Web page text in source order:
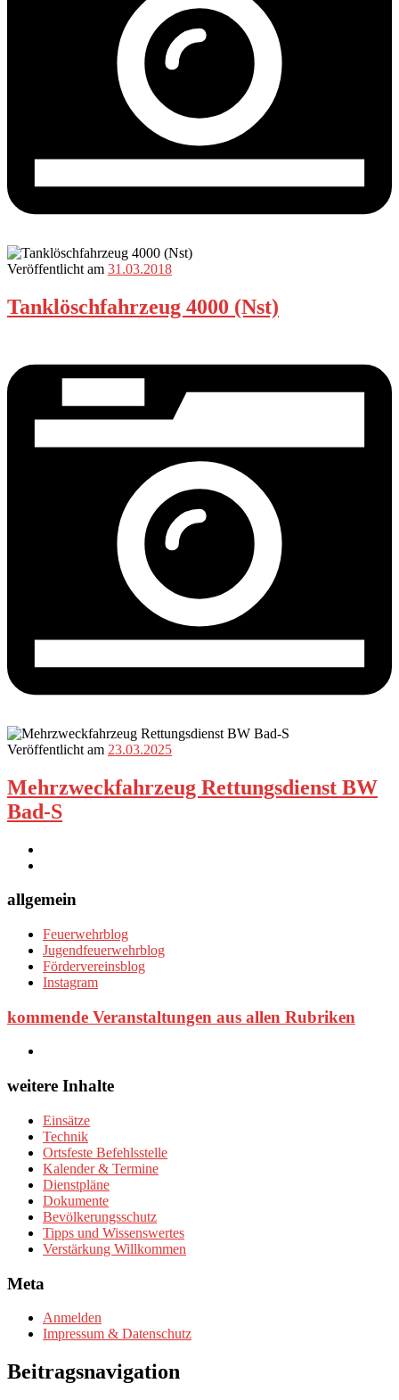
Veröffentlicht am 31.03.2018
Tanklöschfahrzeug 4000 (Nst)
Veröffentlicht am 23.03.2025
Mehrzweckfahrzeug Rettungsdienst BW
Bad-S
allgemein
Feuerwehrblog
Jugendfeuerwehrblog
Fördervereinsblog
Instagram
kommende Veranstaltungen aus allen Rubriken
weitere Inhalte
Einsätze
Technik
Ortsfeste Befehlsstelle
Kalender & Termine
Dienstpläne
Dokumente
Bevölkerungsschutz
Tipps und Wissenswertes
Verstärkung Willkommen
Meta
Anmelden
Impressum & Datenschutz
Beitragsnavigation